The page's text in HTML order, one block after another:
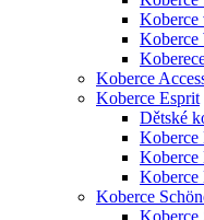
Koberce
Koberce
Koberce
Koberce Esprit
Dětské
Koberce
Koberce
Koberce
Koberce
Koberce